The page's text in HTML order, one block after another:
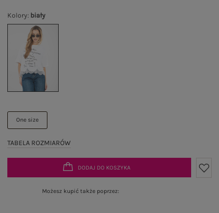
Kolory: biały
One size
TABELA ROZMIARÓW
DODAJ DO KOSZYKA
Możesz kupić także poprzez: